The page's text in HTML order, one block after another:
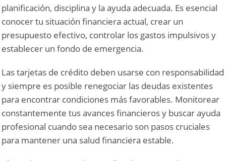
planificación, disciplina y la ayuda adecuada. Es esencial
conocer tu situación financiera actual, crear un
presupuesto efectivo, controlar los gastos impulsivos y
establecer un fondo de emergencia.
Las tarjetas de crédito deben usarse con responsabilidad
y siempre es posible renegociar las deudas existentes
para encontrar condiciones más favorables. Monitorear
constantemente tus avances financieros y buscar ayuda
profesional cuando sea necesario son pasos cruciales
para mantener una salud financiera estable.